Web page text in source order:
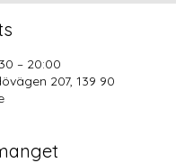
– 20:00
207, 139 90